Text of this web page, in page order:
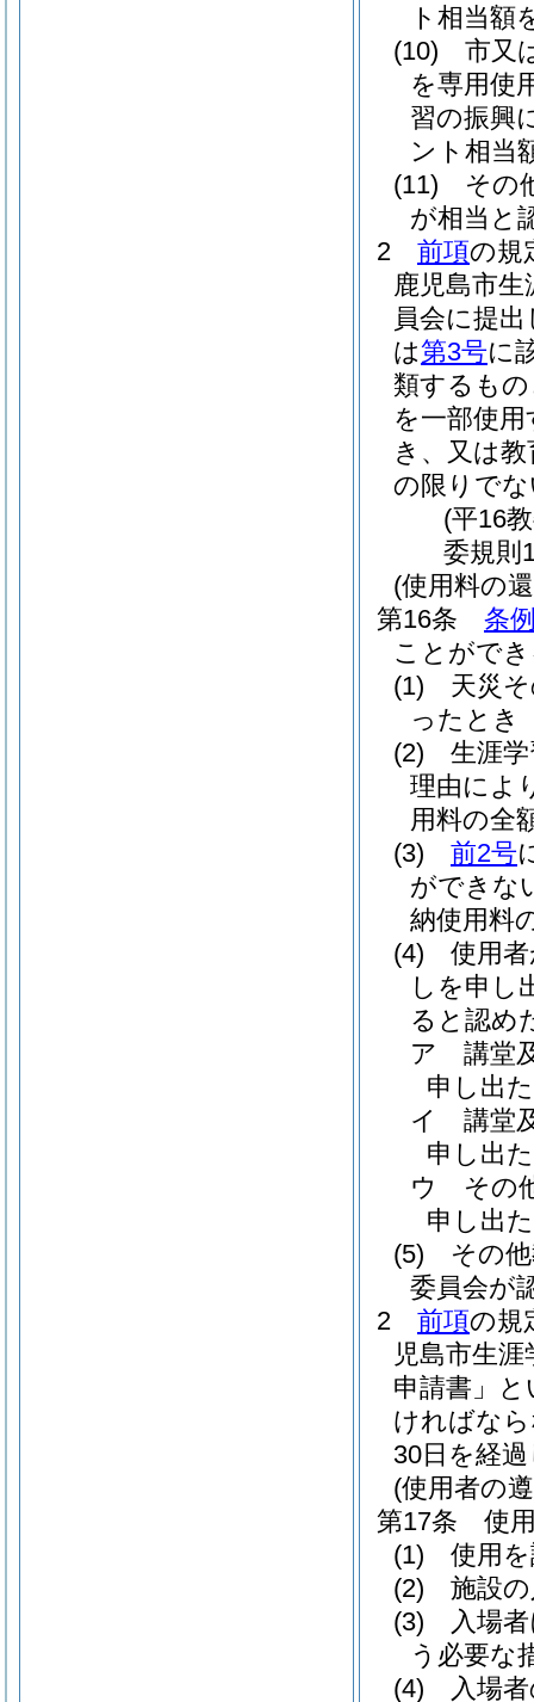
ト相当額
(10)
市又
を専用使
習の振興
ント相当
(11)
その
が相当と
2
前項の規
鹿児島市
員会に提
は第3号に
類するも
を一部使
き、又は
の限りで
(平16
委規則
(使用料の
第16条
条
ことがで
(1)
天災
ったとき
(2)
生涯
理由によ
用料の全
(3)
前2号
ができな
納使用料
(4)
使用
しを申し
ると認め
ア
講堂
申し出
イ
講堂
申し出
ウ
その
申し出
(5)
その
委員会が
2
前項の規
児島市生
申請書」と
ければな
30日を経
(使用者の
第17条
使
(1)
使用
(2)
施設
(3)
入場
う必要な
(4)
入場